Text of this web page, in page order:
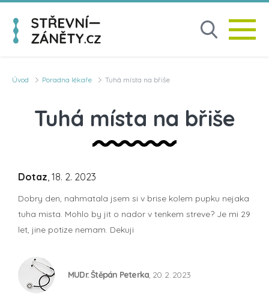
Úvod Poradna lékaře Tuhá místa na břiše
Tuhá místa na břiše
Dotaz, 18. 2. 2023
Dobry den, nahmatala jsem si v brise kolem pupku nejaka
tuha mista. Mohlo by jit o nador v tenkem streve? Je mi 29
let, jine potize nemam. Dekuji
MUDr. Štěpán Peterka, 20. 2. 2023